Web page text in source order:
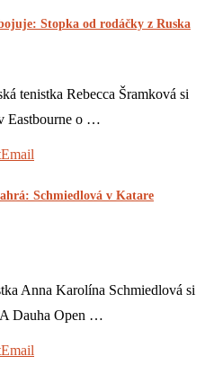
Stopka od rodáčky z Ruska
tenistka Rebecca Šramková si
Eastbourne o …
Email
Schmiedlová v Katare
Anna Karolína Schmiedlová si
Dauha Open …
Email